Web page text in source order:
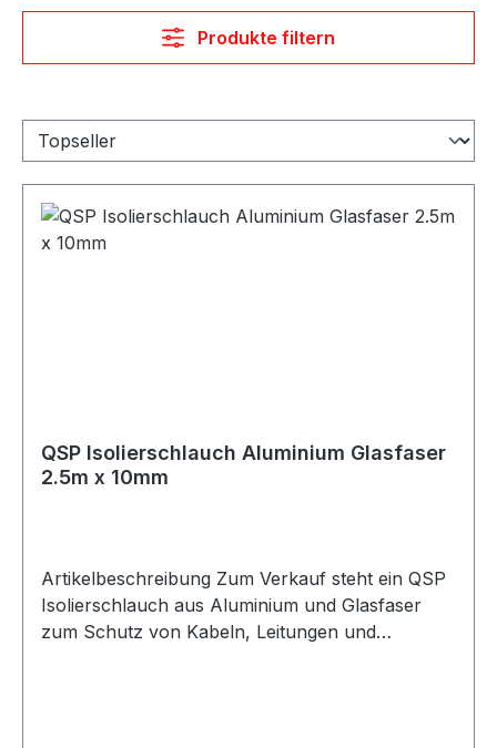
Produkte filtern
QSP Isolierschlauch Aluminium Glasfaser
2.5m x 10mm
Artikelbeschreibung Zum Verkauf steht ein QSP
Isolierschlauch aus Aluminium und Glasfaser
zum Schutz von Kabeln, Leitungen und